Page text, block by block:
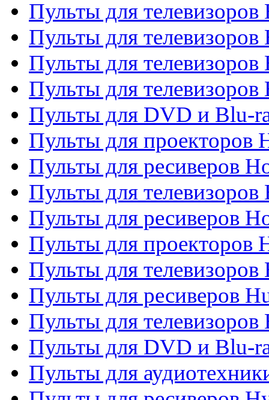
Пульты для телевизоров
Пульты для телевизоров
Пульты для телевизоров
Пульты для телевизоров
Пульты для DVD и Blu-
Пульты для проекторов
Пульты для ресиверов
Пульты для
Пульты для ресиверов
Пульты для проекторов
Пульты для телевизоров
Пульты для ресиверов
Пульты для
Пульты для DVD и Blu-
Пульты для